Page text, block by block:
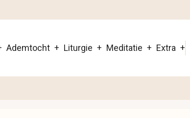
Ademtocht Liturgie Meditatie Extra